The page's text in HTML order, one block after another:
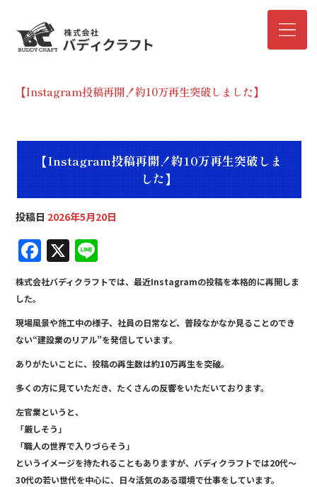
【Instagram投稿再開！約10万再生突破しました】
【Instagram投稿再開！約10万再生突破しま
した】
投稿日 2026年5月20日
F
a
c
e
b
o
o
k
X
n
e
株式会社バディクラフトでは、最近Instagramの投稿を本格的に再開しま
した。
現場風景や施工中の様子、社員の日常など、普段なかなか見ることのでき
ない“建設業のリアル”を発信しています。
ありがたいことに、投稿の再生数は約10万再生を突破。
多くの方に見ていただき、たくさんの反響をいただいております。
左官業というと、
「厳しそう」
「職人の世界で入りづらそう」
というイメージを持たれることもありますが、バディクラフトでは20代〜
30代の若い世代を中心に、日々活気のある環境で仕事をしています。